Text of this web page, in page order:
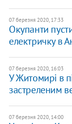
07 березня 2020, 17:33
Окупанти
електричку в
07 березня 2020, 16:03
У Житомирі в
застреленим
07 березня 2020, 14:00